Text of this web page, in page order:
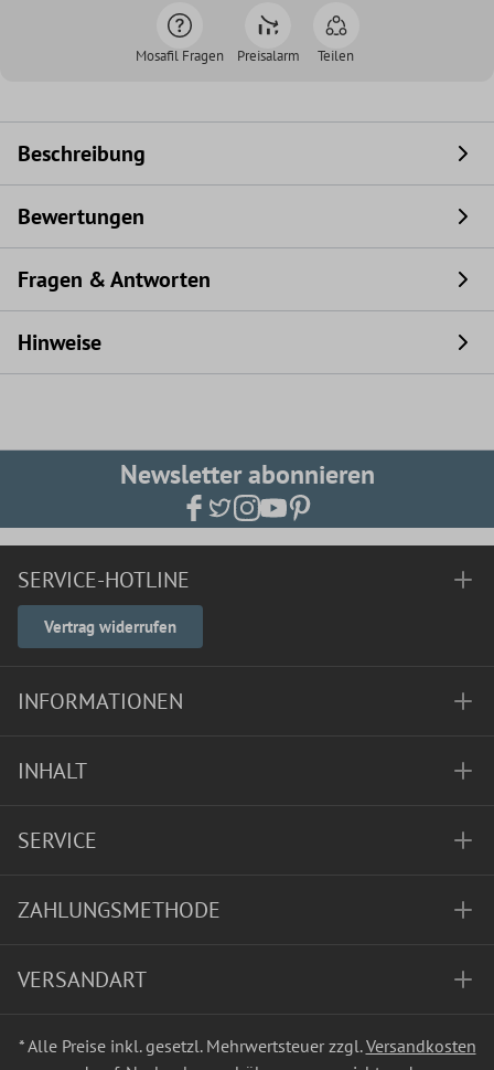
Mosafil Fragen Preisalarm Teilen
Beschreibung
Bewertungen
Fragen & Antworten
Hinweise
Newsletter abonnieren
SERVICE-HOTLINE
Vertrag widerrufen
INFORMATIONEN
INHALT
SERVICE
ZAHLUNGSMETHODE
VERSANDART
* Alle Preise inkl. gesetzl. Mehrwertsteuer zzgl.Versandkosten